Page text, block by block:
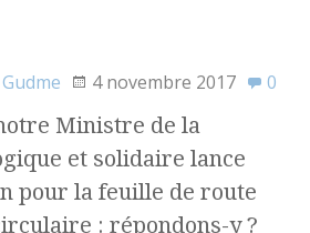
4 novembre 2017 0
Ministre de la
et solidaire lance
pour la feuille de route
: répondons-y ?